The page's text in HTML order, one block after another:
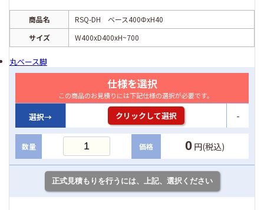
商品名
RSQ-DH ベース400ΦxH40
サイズ
W400xD400xH~700
丸ベース脚
仕様を選択
この商品のお見積りには下記仕様の選択が必要です。
選択→ クリックして選択 -
数量 価格 0 円(税込)